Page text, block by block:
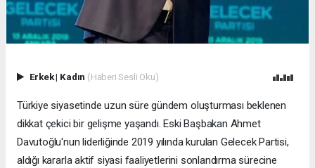
Erkek| Kadın (Haberi Sesli Oku)
Türkiye siyasetinde uzun süre gündem oluşturması beklenen
dikkat çekici bir gelişme yaşandı. Eski Başbakan Ahmet
Davutoğlu'nun liderliğinde 2019 yılında kurulan Gelecek Partisi,
aldığı kararla aktif siyasi faaliyetlerini sonlandırma sürecine